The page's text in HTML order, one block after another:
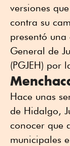
versiones
contra su
presentó
General de
(PGJEH) por
Hace unas
de Hidalgo,
conocer que
municipales